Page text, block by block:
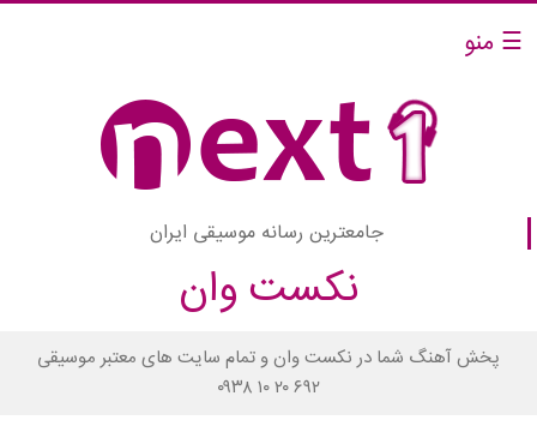
☰ منو
جامعترین رسانه موسیقی ایران
نکست وان
پخش آهنگ شما در نکست وان و تمام سایت های معتبر موسیقی
۰۹۳۸ ۱۰ ۲۰ ۶۹۲